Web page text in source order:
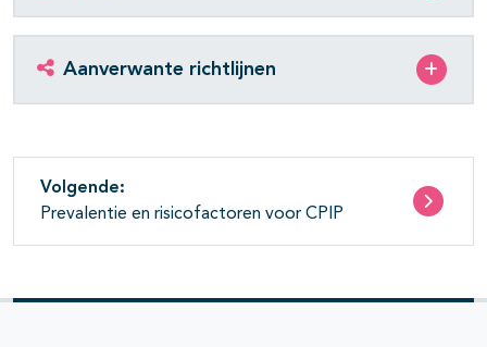
Aanverwante richtlijnen
Volgende:
Prevalentie en risicofactoren voor CPIP